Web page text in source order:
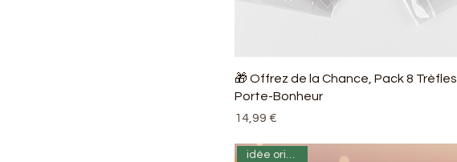
🎁 Offrez de la Chance, Pack 8 Trèfles,
Porte-Bonheur
Prix
14,99 €
idée originale